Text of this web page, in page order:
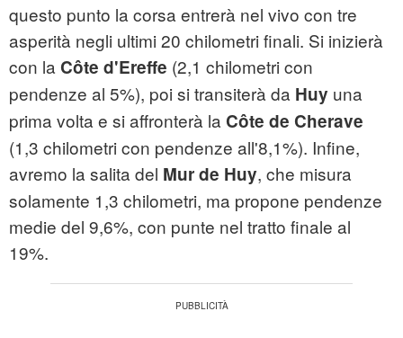
questo punto la corsa entrerà nel vivo con tre
asperità negli ultimi 20 chilometri finali. Si inizierà
con la Côte d'Ereffe (2,1 chilometri con
pendenze al 5%), poi si transiterà da Huy una
prima volta e si affronterà la Côte de Cherave
(1,3 chilometri con pendenze all'8,1%). Infine,
avremo la salita del Mur de Huy, che misura
solamente 1,3 chilometri, ma propone pendenze
medie del 9,6%, con punte nel tratto finale al
19%.